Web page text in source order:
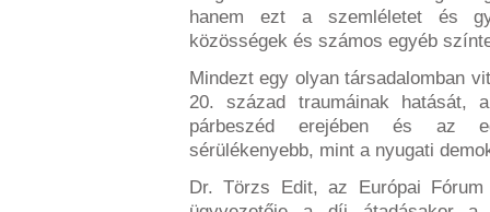
hanem ezt a szemléletet és
közösségek és számos egyéb
Mindezt egy olyan társadalomban
20. század traumáinak hatását,
párbeszéd erejében és az
sérülékenyebb, mint a nyugati
Dr. Törzs Edit, az Európai